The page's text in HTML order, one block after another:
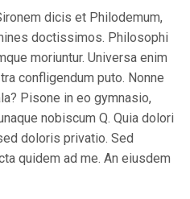
dicis et Philodemum,
doctissimos. Philosophi
moriuntur. Universa enim
confligendum puto. Nonne
Pisone in eo gymnasio,
nobiscum Q. Quia dolori
doloris privatio. Sed
quidem ad me. An eiusdem